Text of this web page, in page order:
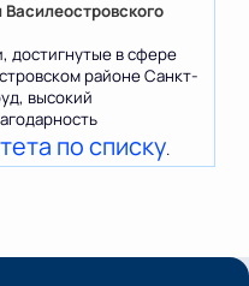
достигнутые в сфере
районе Санкт-
высокий
по списку.